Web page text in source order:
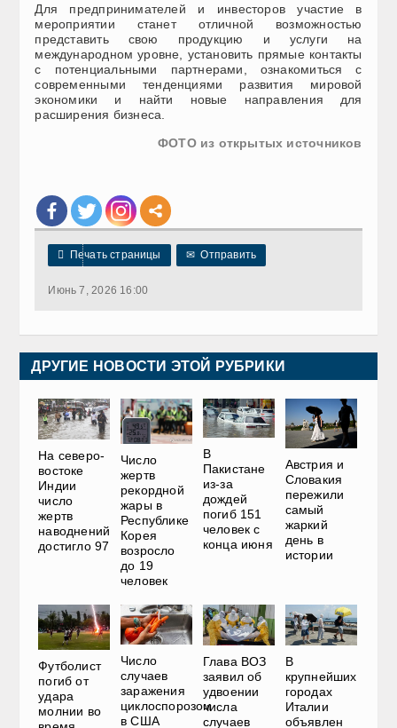
Для предпринимателей и инвесторов участие в
мероприятии станет отличной возможностью
представить свою продукцию и услуги на
международном уровне, установить прямые контакты
с потенциальными партнерами, ознакомиться с
современными тенденциями развития мировой
экономики и найти новые направления для
расширения бизнеса.
ФОТО из открытых источников
 Печать страницы ✉ Отправить
Июнь 7, 2026 16:00
ДРУГИЕ НОВОСТИ ЭТОЙ РУБРИКИ
На северо-
востоке
Индии
число
жертв
наводнений
достигло 97
Число
жертв
рекордной
жары в
Республике
Корея
возросло
до 19
человек
В
Пакистане
из-за
дождей
погиб 151
человек с
конца июня
Австрия и
Словакия
пережили
самый
жаркий
день в
истории
Футболист
погиб от
удара
молнии во
Число
случаев
заражения
циклоспорозом
в США
Глава ВОЗ
заявил об
удвоении
числа
случаев
В
крупнейших
городах
Италии
объявлен